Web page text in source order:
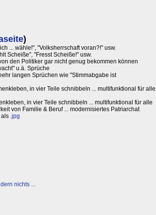
)
... wähle!", "Volksherrschaft voran?!" usw.
Scheiße", "Fresst Scheiße!" usw.
den Politiker gar nicht genug bekommen können
u.ä. Sprüche
langen Sprüchen wie "Stimmabgabe ist
in vier Teile schnibbeln ... multifunktional für alle
in vier Teile schnibbeln ... multifunktional für alle
von Familie & Beruf ... modernisiertes Patriarchat
als .jpg
nichts ...